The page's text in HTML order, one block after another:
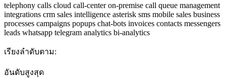
telephony calls cloud call-center on-premise call queue management
integrations crm sales intelligence asterisk sms mobile sales business
processes campaigns popups chat-bots invoices contacts messengers
leads whatsapp telegram analytics bi-analytics
เรียงลำดับตาม:
อันดับสูงสุด